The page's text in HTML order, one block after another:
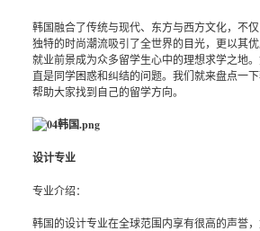
韩国融合了传统与现代、东方与西方文化，不
独特的时尚潮流吸引了全世界的目光，更以其
就业前景成为众多留学生心中的理想求学之地
直是同学困惑和纠结的问题。我们就来盘点一下
帮助大家找到自己的留学方向。
设计专业
专业介绍：
韩国的设计专业在全球范围内享有很高的声誉